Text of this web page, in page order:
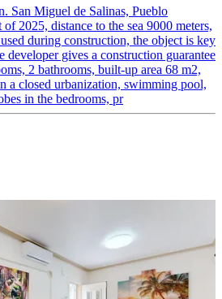
San Miguel de Salinas, Pueblo
2025, distance to the sea 9000 meters,
during construction, the object is key
gives a construction guarantee
2 bathrooms, built-up area 68 m2,
a closed urbanization, swimming pool,
in the bedrooms, pr